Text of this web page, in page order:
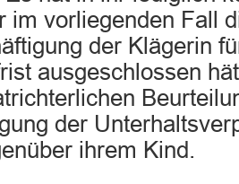
im vorliegenden Fall
der Klägerin
ausgeschlossen
der
ihrem Kind.